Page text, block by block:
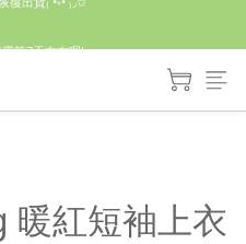
紅短袖上衣